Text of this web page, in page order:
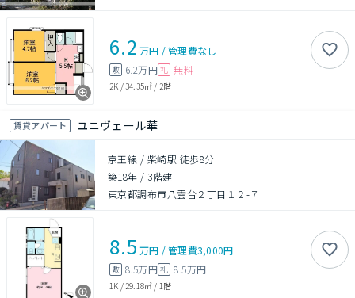
6.2 万円 /管理費なし
敷 6.2万円 礼 無料
2K /34.35㎡ / 2階
賃貸アパート ユニヴェール華
京王線 / 柴崎駅 徒歩8分
築18年 / 3階建
東京都調布市八雲台２丁目１２-７
8.5 万円 /管理費3,000円
敷 8.5万円礼 8.5万円
1K / 29.18㎡ / 1階